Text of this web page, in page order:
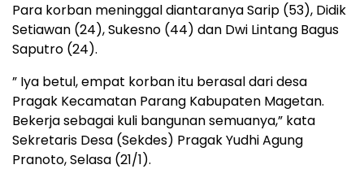
Para korban meninggal diantaranya Sarip (53), Didik
Setiawan (24), Sukesno (44) dan Dwi Lintang Bagus
Saputro (24).
” Iya betul, empat korban itu berasal dari desa
Pragak Kecamatan Parang Kabupaten Magetan.
Bekerja sebagai kuli bangunan semuanya,” kata
Sekretaris Desa (Sekdes) Pragak Yudhi Agung
Pranoto, Selasa (21/1).